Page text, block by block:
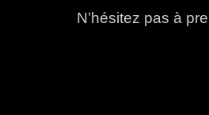
N’hésitez pas à